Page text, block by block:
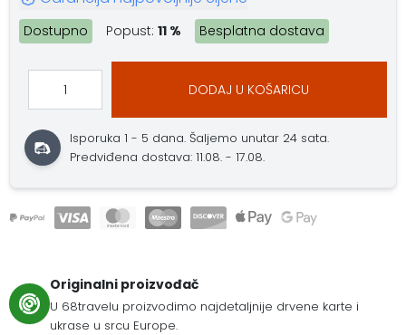
Dostupno Popust: 11 % Besplatna dostava
DODAJ U KOŠARICU
Isporuka 1 - 5 dana.Šaljemo unutar 24 sata.
Predviđena dostava: 11.08. - 17.08.
Originalni proizvođač
U 68travelu proizvodimo najdetaljnije drvene karte i
ukrase u srcu Europe.